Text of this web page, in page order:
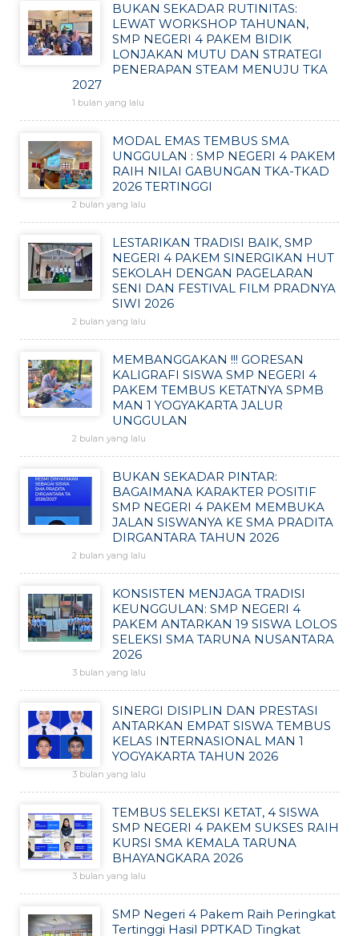
BUKAN SEKADAR RUTINITAS:
LEWAT WORKSHOP TAHUNAN,
SMP NEGERI 4 PAKEM BIDIK
LONJAKAN MUTU DAN STRATEGI
PENERAPAN STEAM MENUJU TKA
2027
1 bulan yang lalu
MODAL EMAS TEMBUS SMA
UNGGULAN : SMP NEGERI 4 PAKEM
RAIH NILAI GABUNGAN TKA-TKAD
2026 TERTINGGI
2 bulan yang lalu
LESTARIKAN TRADISI BAIK, SMP
NEGERI 4 PAKEM SINERGIKAN HUT
SEKOLAH DENGAN PAGELARAN
SENI DAN FESTIVAL FILM PRADNYA
SIWI 2026
2 bulan yang lalu
MEMBANGGAKAN !!! GORESAN
KALIGRAFI SISWA SMP NEGERI 4
PAKEM TEMBUS KETATNYA SPMB
MAN 1 YOGYAKARTA JALUR
UNGGULAN
2 bulan yang lalu
BUKAN SEKADAR PINTAR:
BAGAIMANA KARAKTER POSITIF
SMP NEGERI 4 PAKEM MEMBUKA
JALAN SISWANYA KE SMA PRADITA
DIRGANTARA TAHUN 2026
2 bulan yang lalu
KONSISTEN MENJAGA TRADISI
KEUNGGULAN: SMP NEGERI 4
PAKEM ANTARKAN 19 SISWA LOLOS
SELEKSI SMA TARUNA NUSANTARA
2026
3 bulan yang lalu
SINERGI DISIPLIN DAN PRESTASI
ANTARKAN EMPAT SISWA TEMBUS
KELAS INTERNASIONAL MAN 1
YOGYAKARTA TAHUN 2026
3 bulan yang lalu
TEMBUS SELEKSI KETAT, 4 SISWA
SMP NEGERI 4 PAKEM SUKSES RAIH
KURSI SMA KEMALA TARUNA
BHAYANGKARA 2026
3 bulan yang lalu
SMP Negeri 4 Pakem Raih Peringkat
Tertinggi Hasil PPTKAD Tingkat